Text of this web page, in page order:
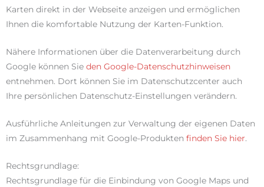
Karten direkt in der Webseite anzeigen und ermöglichen
Ihnen die komfortable Nutzung der Karten-Funktion.
Nähere Informationen über die Datenverarbeitung durch
Google können Sie den Google-Datenschutzhinweisen
entnehmen. Dort können Sie im Datenschutzcenter auch
Ihre persönlichen Datenschutz-Einstellungen verändern.
Ausführliche Anleitungen zur Verwaltung der eigenen Daten
im Zusammenhang mit Google-Produkten finden Sie hier.
Rechtsgrundlage:
Rechtsgrundlage für die Einbindung von Google Maps und